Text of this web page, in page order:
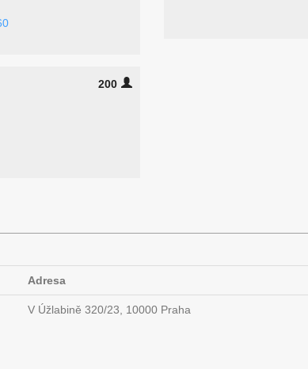
200
Adresa
V Úžlabině 320/23, 10000 Praha